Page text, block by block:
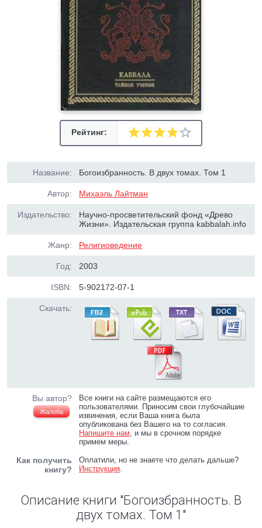
Рейтинг:
Название: Богоизбранность. В двух томах. Том 1
Автор: Михаэль Лайтман
Издательство:
Научно-просветительский фонд «Древо
Жизни». Издательская группа kabbalah.info
Жанр: Религиоведение
Год: 2003
ISBN: 5-902172-07-1
Скачать:
Вы автор?
Жалоба
Все книги на сайте размещаются его
пользователями. Приносим свои глубочайшие
извинения, если Ваша книга была
опубликована без Вашего на то согласия.
Напишите нам, и мы в срочном порядке
примем меры.
Как получить
книгу?
Оплатили, но не знаете что делать дальше?
Инструкция.
Описание книги "Богоизбранность. В
двух томах. Том 1"